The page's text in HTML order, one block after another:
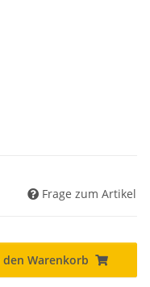
Frage zum Artikel
den Warenkorb